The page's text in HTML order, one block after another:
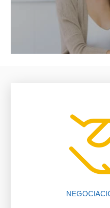
El 80% de las
falta de
vendedor,